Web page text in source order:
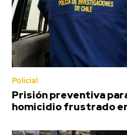
Policial
Prisión preventiva
homicidio frustrado